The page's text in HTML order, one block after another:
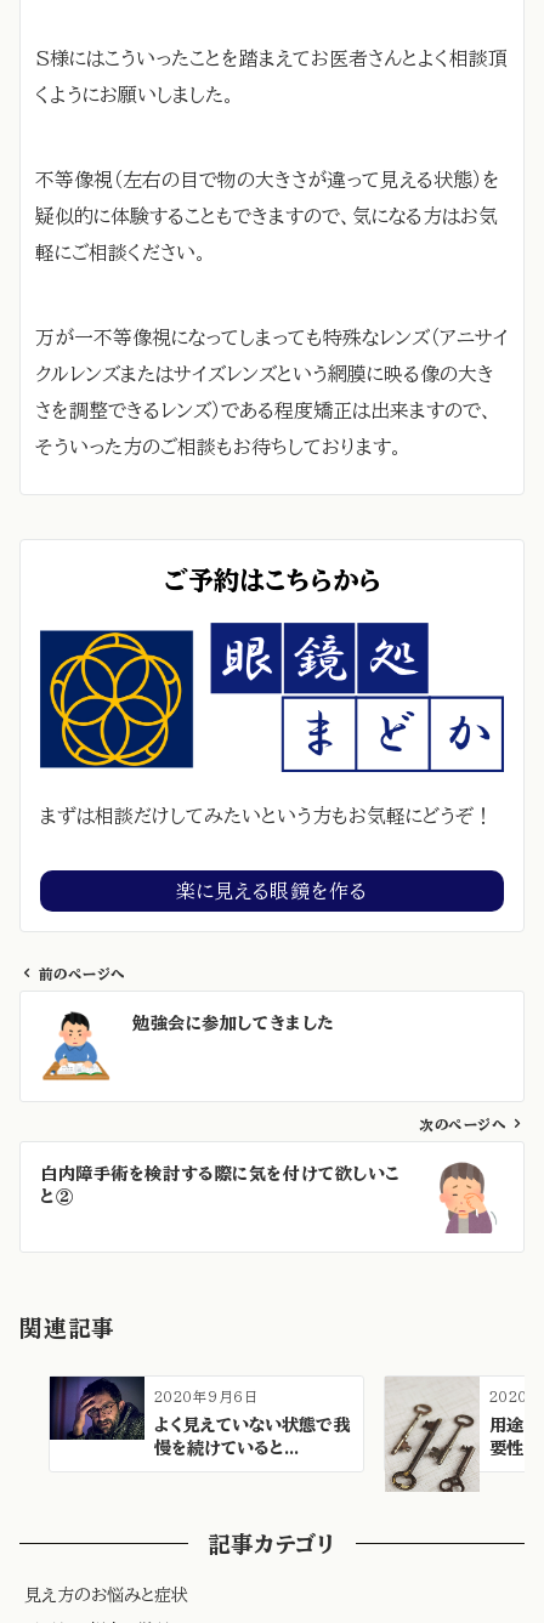
S様にはこういったことを踏まえてお医者さんとよく相談頂
くようにお願いしました。
不等像視（左右の目で物の大きさが違って見える状態）を
疑似的に体験することもできますので、気になる方はお気
軽にご相談ください。
万が一不等像視になってしまっても特殊なレンズ（アニサイ
クルレンズまたはサイズレンズという網膜に映る像の大き
さを調整できるレンズ）である程度矯正は出来ますので、
そういった方のご相談もお待ちしております。
ご予約はこちらから
まずは相談だけしてみたいという方もお気軽にどうぞ！
楽に見える眼鏡を作る
前のページへ
勉強会に参加してきました
次のページへ
白内障手術を検討する際に気を付けて欲しいこ
と②
関連記事
2020年9月6日
よく見えていない状態で我
慢を続けていると...
2020
用途
要性
記事カテゴリ
見え方のお悩みと症状